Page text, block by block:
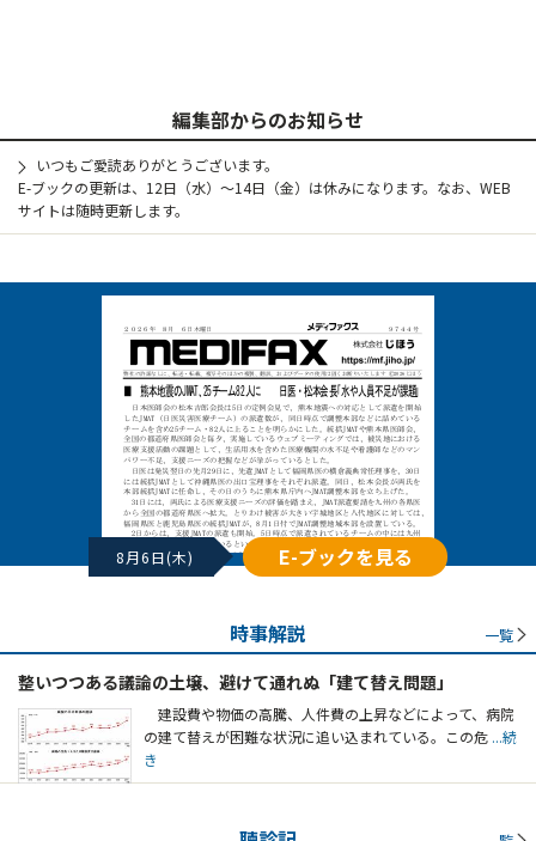
編集部からのお知らせ
いつもご愛読ありがとうございます。
E-ブックの更新は、12日（水）～14日（金）は休みになります。なお、WEB
サイトは随時更新します。
8月6日(木) E-ブックを見る
時事解説 一覧
整いつつある議論の土壌、避けて通れぬ「建て替え問題」
建設費や物価の高騰、人件費の上昇などによって、病院
の建て替えが困難な状況に追い込まれている。この危 ...続
き